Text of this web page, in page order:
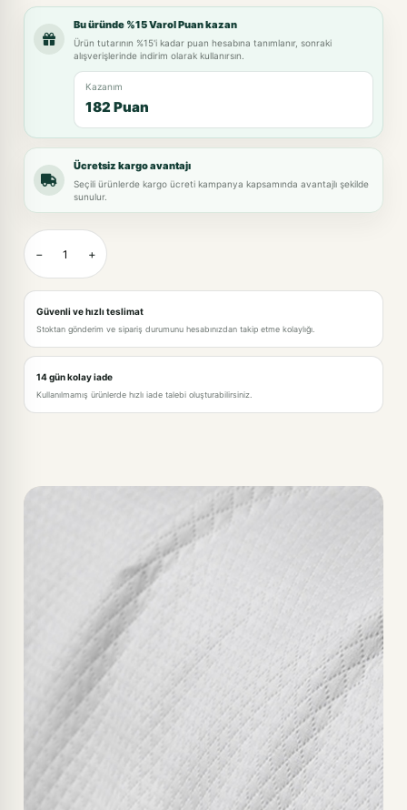
Bu üründe %15 Varol Puan kazan
Ürün tutarının %15'i kadar puan hesabına tanımlanır, sonraki
alışverişlerinde indirim olarak kullanırsın.
Kazanım
182 Puan
Ücretsiz kargo avantajı
Seçili ürünlerde kargo ücreti kampanya kapsamında avantajlı şekilde
sunulur.
− +
Güvenli ve hızlı teslimat
Stoktan gönderim ve sipariş durumunu hesabınızdan takip etme kolaylığı.
14 gün kolay iade
Kullanılmamış ürünlerde hızlı iade talebi oluşturabilirsiniz.